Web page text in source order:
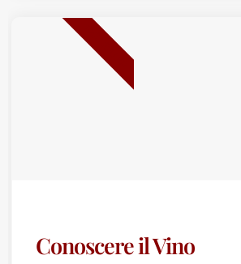
Conoscere il Vino
BEST SELLER